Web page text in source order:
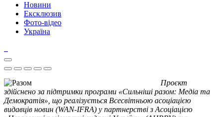
Новини
Ексклюзив
Фото-відео
Україна
Проєкт
здійснено за підтримки програми «Сильніші разом: Медіа та
Демократія», що реалізується Всесвітньою асоціацією
видавців новин (WAN-IFRA) у партнерстві з Асоціацією